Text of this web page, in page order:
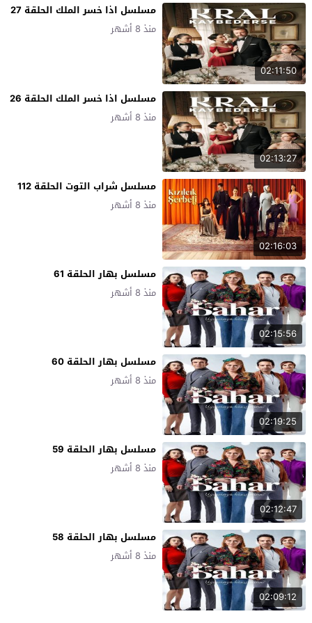
02:11:50
مسلسل اذا خسر الملك الحلقة 27
منذ 8 أشهر
02:13:27
مسلسل اذا خسر الملك الحلقة 26
منذ 8 أشهر
02:16:03
مسلسل شراب التوت الحلقة 112
منذ 8 أشهر
02:15:56
مسلسل بهار الحلقة 61
منذ 8 أشهر
02:19:25
مسلسل بهار الحلقة 60
منذ 8 أشهر
02:12:47
مسلسل بهار الحلقة 59
منذ 8 أشهر
02:09:12
مسلسل بهار الحلقة 58
منذ 8 أشهر